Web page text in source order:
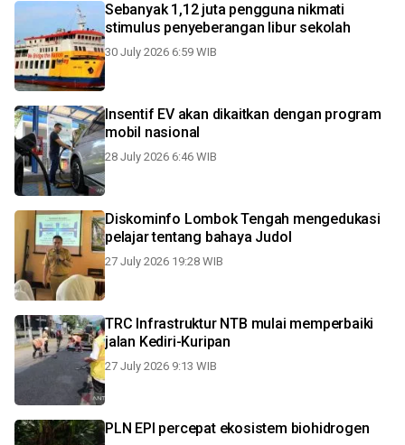
Sebanyak 1,12 juta pengguna nikmati
stimulus penyeberangan libur sekolah
30 July 2026 6:59 WIB
Insentif EV akan dikaitkan dengan program
mobil nasional
28 July 2026 6:46 WIB
Diskominfo Lombok Tengah mengedukasi
pelajar tentang bahaya Judol
27 July 2026 19:28 WIB
TRC Infrastruktur NTB mulai memperbaiki
jalan Kediri-Kuripan
27 July 2026 9:13 WIB
PLN EPI percepat ekosistem biohidrogen